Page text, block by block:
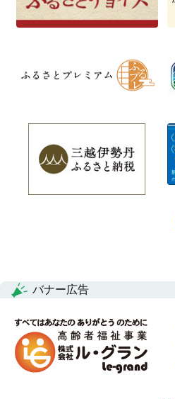
バナー広告